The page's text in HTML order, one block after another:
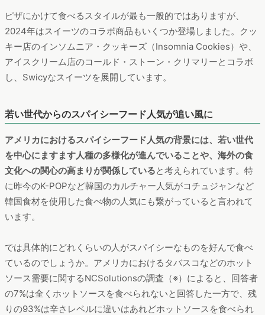
ピザにかけて食べるスタイルが最も一般的ではありますが、
2024年はスイーツのコラボ商品もいくつか登場しました。クッ
キー店のインソムニア・クッキーズ（Insomnia Cookies）や、
アイスクリーム店のコールド・ストーン・クリマリーとコラボ
し、Swicyなスイーツを展開しています。
若い世代からのスパイシーフード人気が追い風に
アメリカにおけるスパイシーフード人気の背景には、若い世代
を中心にますます人種の多様化が進んでいることや、海外の食
文化への関心の高まりが関係していると考えられています。特
に昨今のK-POPなど韓国のカルチャー人気がコチュジャンなど
韓国食材を使用した食べ物の人気にも繋がっていると言われて
います。
では具体的にどれくらいの人がスパイシーなものを好んで食べ
ているのでしょうか。アメリカにおけるタバスコなどのホット
ソース需要に関するNCSolutionsの調査（※）によると、回答者
の7%は全くホットソースを食べられないと回答した一方で、残
りの93%は辛さレベルに違いはあれどホットソースを食べられ